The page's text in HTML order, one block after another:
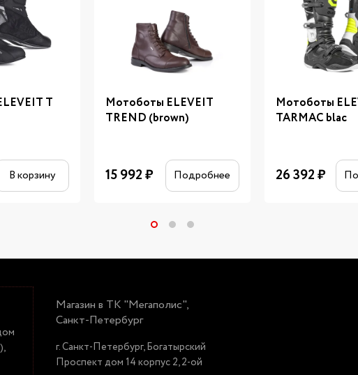
T
В корзину
Мотоботы ELEVEIT
TREND (brown)
15 992₽ Подробнее
Мотоботы
TARMAC blac
26 392₽
Магазин в ТК "Мегаполис",
Санкт-Петербург
г. Санкт-Петербург, Богатырский
Проспект дом 14 корпус 2, 2-ой